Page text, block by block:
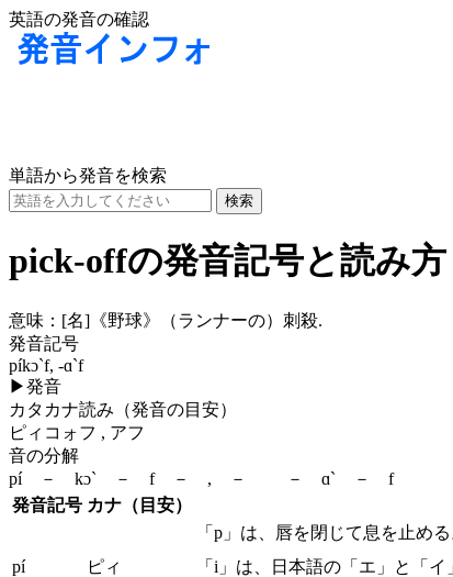
英語の発音の確認
単語から発音を検索
pick-offの発音記号と読み方
意味： [名] 《野球》（ランナーの）刺殺.
発音記号
píkɔ`f, -ɑ`f
▶発音
カタカナ読み（発音の目安）
ピィコォフ , アフ
音の分解
pí － kɔ` － f － , － － ɑ` － f
発音記号 カナ（目安）
pí ピィ
「p」は、唇を閉じて息を止め
「i」は、日本語の「エ」と「